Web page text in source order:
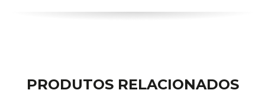
PRODUTOS RELACIONADOS